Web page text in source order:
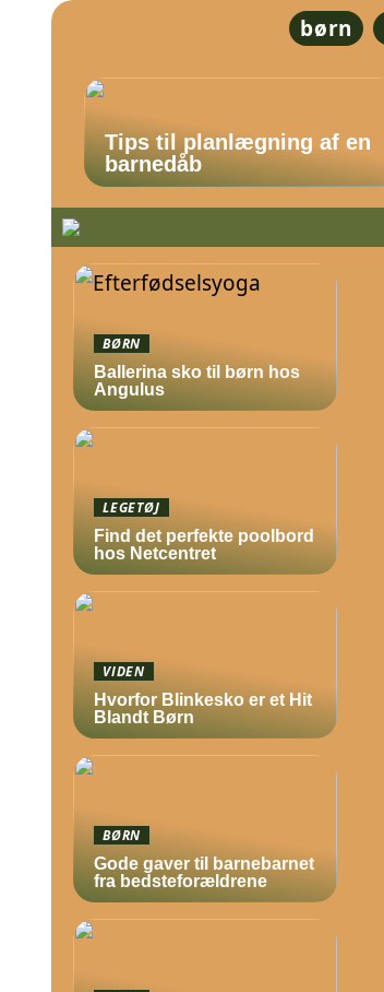
børn
Tips til planlægning af en
barnedåb
BØRN
Ballerina sko til børn hos
Angulus
LEGETØJ
Find det perfekte poolbord
hos Netcentret
VIDEN
Hvorfor Blinkesko er et Hit
Blandt Børn
BØRN
Gode gaver til barnebarnet
fra bedsteforældrene